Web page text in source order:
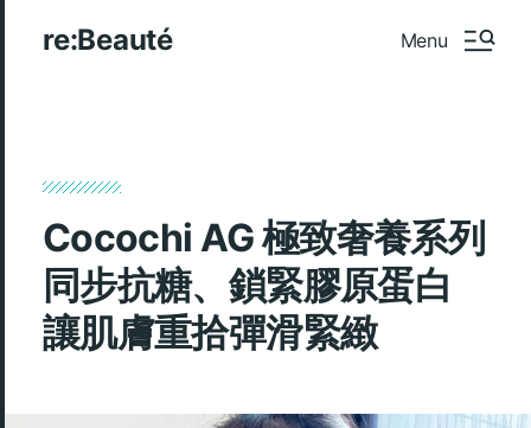
re:Beauté Menu
Cocochi AG 極致奢養系列
同步抗糖、鎖緊膠原蛋白
讓肌膚重拾彈滑緊緻